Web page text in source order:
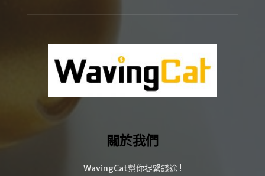
關於我們
WavingCat幫你捉緊錢途 !